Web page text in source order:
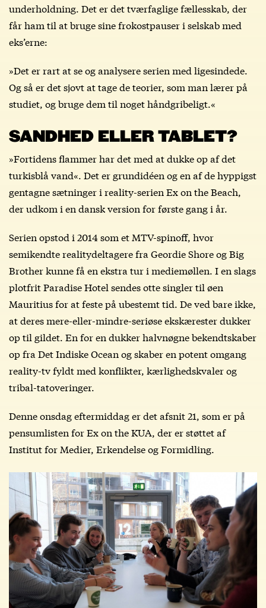
underholdning. Det er det tværfaglige fællesskab, der
får ham til at bruge sine frokostpauser i selskab med
eks’erne:
»Det er rart at se og analysere serien med ligesindede.
Og så er det sjovt at tage de teorier, som man lærer på
studiet, og bruge dem til noget håndgribeligt.«
SANDHED ELLER TABLET?
»Fortidens flammer har det med at dukke op af det
turkisblå vand«. Det er grundidéen og en af de hyppigst
gentagne sætninger i reality-serien Ex on the Beach,
der udkom i en dansk version for første gang i år.
Serien opstod i 2014 som et MTV-spinoff, hvor
semikendte realitydeltagere fra Geordie Shore og Big
Brother kunne få en ekstra tur i mediemøllen. I en slags
plotfrit Paradise Hotel sendes otte singler til øen
Mauritius for at feste på ubestemt tid. De ved bare ikke,
at deres mere-eller-mindre-seriøse ekskærester dukker
op til gildet. En for en dukker halvnøgne bekendtskaber
op fra Det Indiske Ocean og skaber en potent omgang
reality-tv fyldt med konflikter, kærlighedskvaler og
tribal-tatoveringer.
Denne onsdag eftermiddag er det afsnit 21, som er på
pensumlisten for Ex on the KUA, der er støttet af
Institut for Medier, Erkendelse og Formidling.